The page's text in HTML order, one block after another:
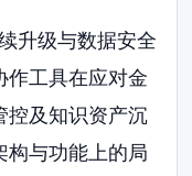
升级与数据安全
作工具在应对金
控及知识资产沉
构与功能上的局